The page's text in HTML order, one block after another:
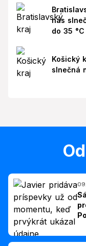
nás
do 35 °C
Košický
slnečná